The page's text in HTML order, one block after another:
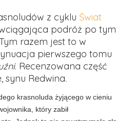
z cyklu Świat
podróż po tym
razem jest to w
pierwszego tomu
. Recenzowana część
synu Redwina.
krasnoluda żyjącego w cieniu
który zabił